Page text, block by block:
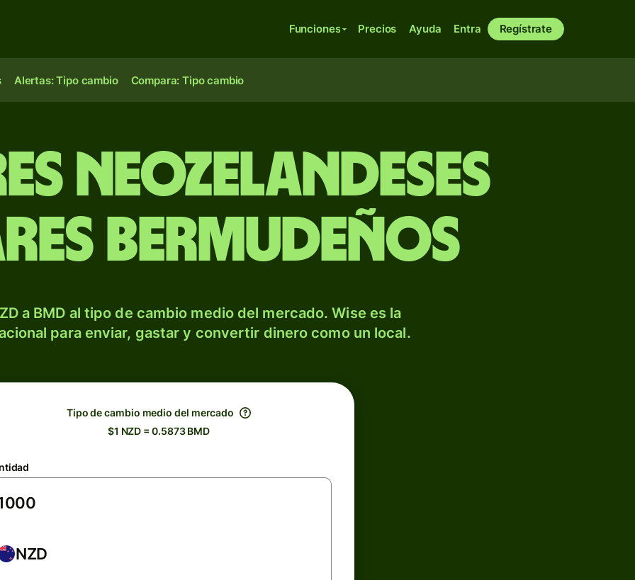
Funciones Precios Ayuda Entra Regístrate
Alertas: Tipo cambio Compara: Tipo cambio
neozelandeses
bermudeños
a BMD al tipo de cambio medio del mercado. Wise es la
para enviar, gastar y convertir dinero como un local.
Tipo de cambio medio del mercado
$1 NZD = 0.5873 BMD
NZD